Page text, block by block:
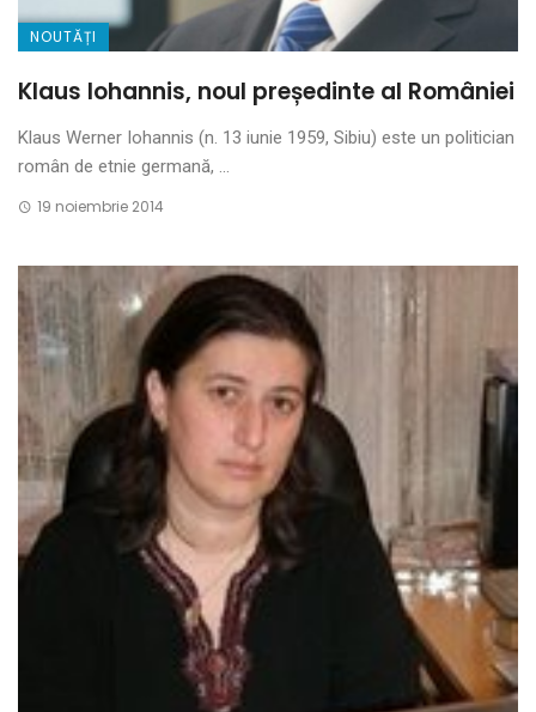
NOUTĂȚI
Klaus Iohannis, noul președinte al României
Klaus Werner Iohannis (n. 13 iunie 1959, Sibiu) este un politician
român de etnie germană, ...
19 noiembrie 2014